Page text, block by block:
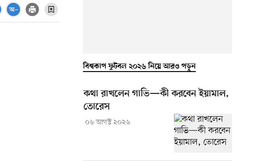
বিশ্বকাপ ফুটবল ২০২৬ নিয়ে আরও পড়ুন
কথা রাখলেন গাভি—কী করবেন ইয়ামাল,
তোরেস
০৬ আগস্ট ২০২৬